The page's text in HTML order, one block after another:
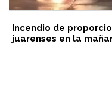
Incendio de
juarenses en la